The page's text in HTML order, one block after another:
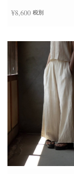
¥8,600 税別
の
商
品
に
は
複
数
の
バ
リ
エ
ー
シ
ョ
ン
が
あ
ま